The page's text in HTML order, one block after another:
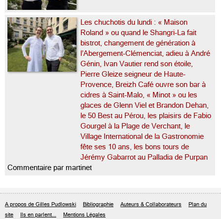
Les chuchotis du lundi : « Maison
Roland » ou quand le Shangri-La fait
bistrot, changement de génération à
l’Abergement-Clémenciat, adieu à André
Génin, Ivan Vautier rend son étoile,
Pierre Gleize seigneur de Haute-
Provence, Breizh Café ouvre son bar à
cidres à Saint-Malo, « Minot » ou les
glaces de Glenn Viel et Brandon Dehan,
le 50 Best au Pérou, les plaisirs de Fabio
Gourgel à la Plage de Verchant, le
Village International de la Gastronomie
fête ses 10 ans, les bons tours de
Jérémy Gabarrot au Palladia de Purpan
Commentaire par martinet
A propos de Gilles Pudlowski Bibliographie Auteurs & Collaborateurs
Plan du
site
Ils en parlent... Mentions Légales